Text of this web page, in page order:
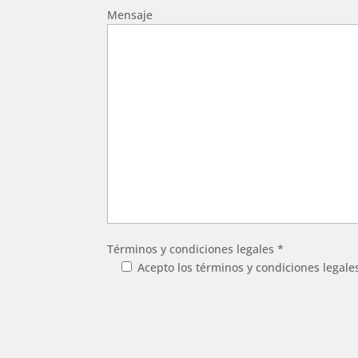
Mensaje
Términos y condiciones legales *
Acepto los términos y condiciones